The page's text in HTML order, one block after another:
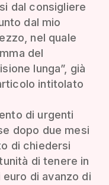
dal consigliere
dal mio
nel quale
del
lunga”, già
intitolato
di urgenti
dopo due mesi
di chiedersi
di tenere in
di avanzo di